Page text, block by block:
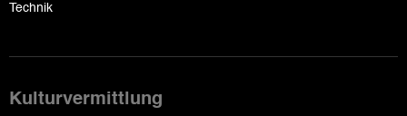
Technik
Kulturvermittlung